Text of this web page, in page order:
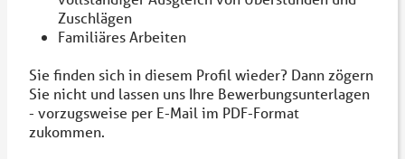
Zuschlägen
Familiäres Arbeiten
Sie finden sich in diesem Profil wieder? Dann zögern
Sie nicht und lassen uns Ihre Bewerbungsunterlagen
- vorzugsweise per E-Mail im PDF-Format
zukommen.